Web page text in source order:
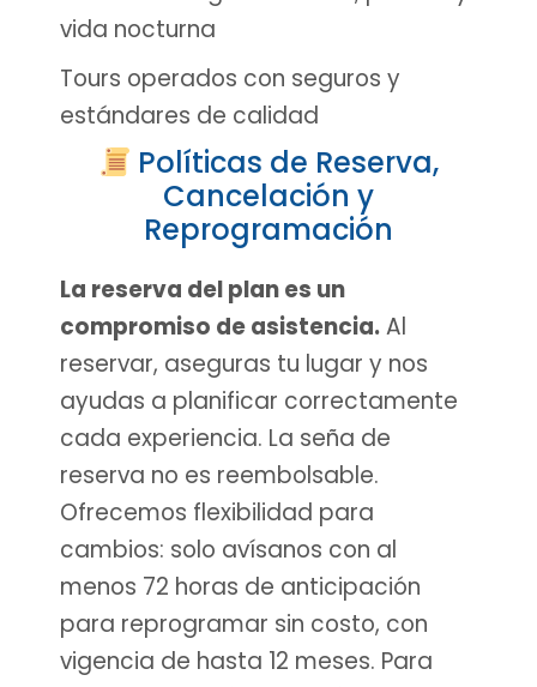
vida nocturna
Tours operados con seguros y
estándares de calidad
Políticas de Reserva,
Cancelación y
Reprogramación
La reserva del plan es un
compromiso de asistencia.Al
reservar, aseguras tu lugar y nos
ayudas a planificar correctamente
cada experiencia. La seña de
reserva no es reembolsable.
Ofrecemos flexibilidad para
cambios: solo avísanos con al
menos 72 horas de anticipación
para reprogramar sin costo, con
vigencia de hasta 12 meses. Para